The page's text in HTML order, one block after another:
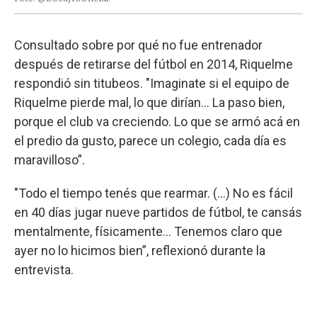
Consultado sobre por qué no fue entrenador
después de retirarse del fútbol en 2014, Riquelme
respondió sin titubeos. "Imaginate si el equipo de
Riquelme pierde mal, lo que dirían... La paso bien,
porque el club va creciendo. Lo que se armó acá en
el predio da gusto, parece un colegio, cada día es
maravilloso”.
"Todo el tiempo tenés que rearmar. (...) No es fácil
en 40 días jugar nueve partidos de fútbol, te cansás
mentalmente, físicamente... Tenemos claro que
ayer no lo hicimos bien”, reflexionó durante la
entrevista.